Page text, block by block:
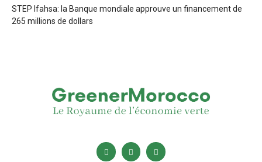
STEP Ifahsa: la Banque mondiale approuve un financement de
265 millions de dollars